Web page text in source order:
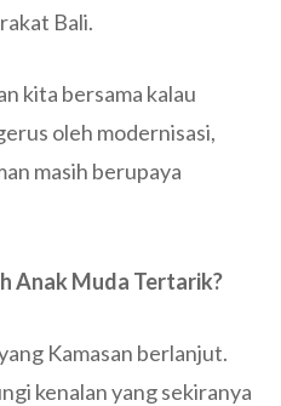
Bali.
kita bersama kalau
oleh modernisasi,
masih berupaya
Anak Muda Tertarik?
Kamasan berlanjut.
kenalan yang sekiranya